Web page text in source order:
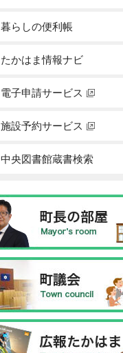
暮らしの便利帳
たかはま情報ナビ
電子申請サービス
施設予約サービス
中央図書館蔵書検索